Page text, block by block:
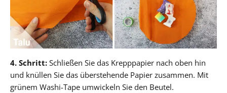
4. Schritt: Schließen Sie das Krepppapier nach oben hin
und knüllen Sie das überstehende Papier zusammen. Mit
grünem Washi-Tape umwickeln Sie den Beutel.